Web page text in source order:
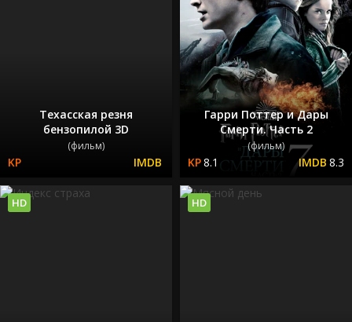
Техасская резня
бензопилой 3D
(фильм)
Гарри Поттер и Дары
Смерти. Часть 2
(фильм)
8.1 8.3
HD HD